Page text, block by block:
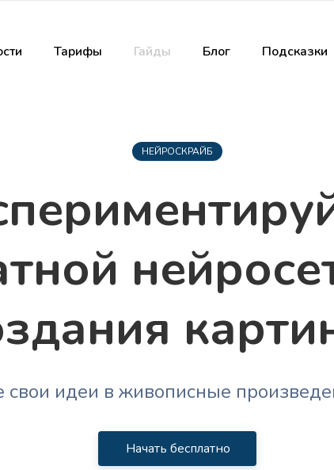
Тарифы Гайды Блог Подсказки
НЕЙРОСКРАЙБ
свои идеи в живописные
Начать бесплатно